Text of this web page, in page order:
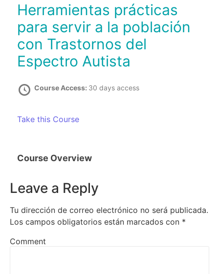
Herramientas prácticas
para servir a la población
con Trastornos del
Espectro Autista
Course Access: 30 days access
Take this Course
Course Overview
Leave a Reply
Tu dirección de correo electrónico no será publicada.
Los campos obligatorios están marcados con *
Comment